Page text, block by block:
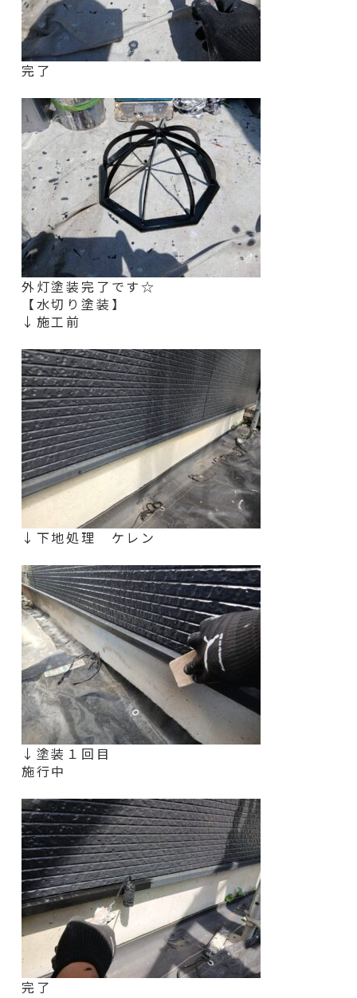
完了
外灯塗装完了です☆
【水切り塗装】
↓施工前
↓下地処理 ケレン
↓塗装１回目
施行中
完了